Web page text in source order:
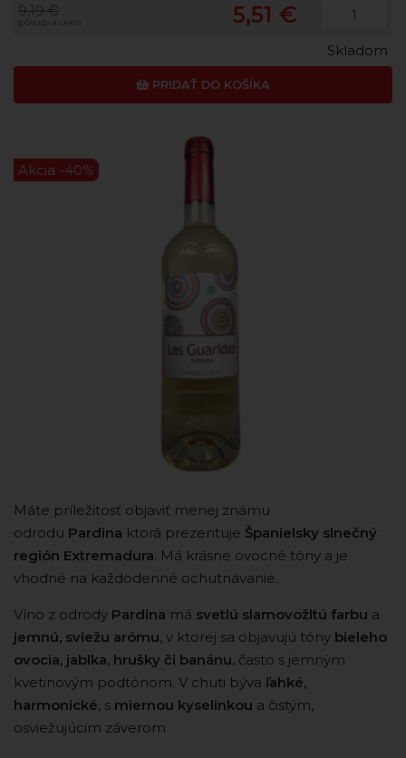
5,51 €
9,19 €
pôvodná cena
PRIDAŤ DO KOŠÍKA
Skladom
Akcia -40%
Máte príležitosť objaviť menej známu
odrodu Pardina ktorá prezentuje Španielsky slnečný
región Extremadura. Má krásne ovocné tóny a je
vhodné na každodenné ochutnávanie.
Víno z odrody Pardina má svetlú slamovožltú farbu a
jemnú, sviežu arómu, v ktorej sa objavujú tóny bieleho
ovocia, jablka, hrušky či banánu, často s jemným
kvetinovým podtónom. V chuti býva ľahké,
harmonické, s miernou kyselinkou a čistým,
osviežujúcim záverom